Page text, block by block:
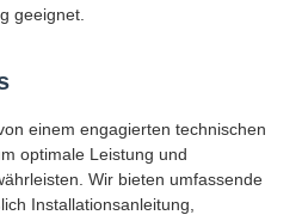
geeignet.
einem engagierten technischen
optimale Leistung und
Wir bieten umfassende
Installationsanleitung,